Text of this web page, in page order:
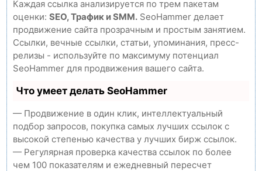
Каждая ссылка анализируется по трем пакетам
оценки: SEO, Трафик и SMM. SeoHammer делает
продвижение сайта прозрачным и простым занятием.
Ссылки, вечные ссылки, статьи, упоминания, пресс-
релизы - используйте по максимуму потенциал
SeoHammer для продвижения вашего сайта.
Что умеет делать SeoHammer
— Продвижение в один клик, интеллектуальный
подбор запросов, покупка самых лучших ссылок с
высокой степенью качества у лучших бирж ссылок.
— Регулярная проверка качества ссылок по более
чем 100 показателям и ежедневный пересчет